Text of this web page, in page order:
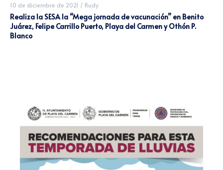
10 de diciembre de 2021 / Rudy
Realiza la SESA la “Mega jornada de vacunación” en Benito
Juárez, Felipe Carrillo Puerto, Playa del Carmen y Othón P.
Blanco